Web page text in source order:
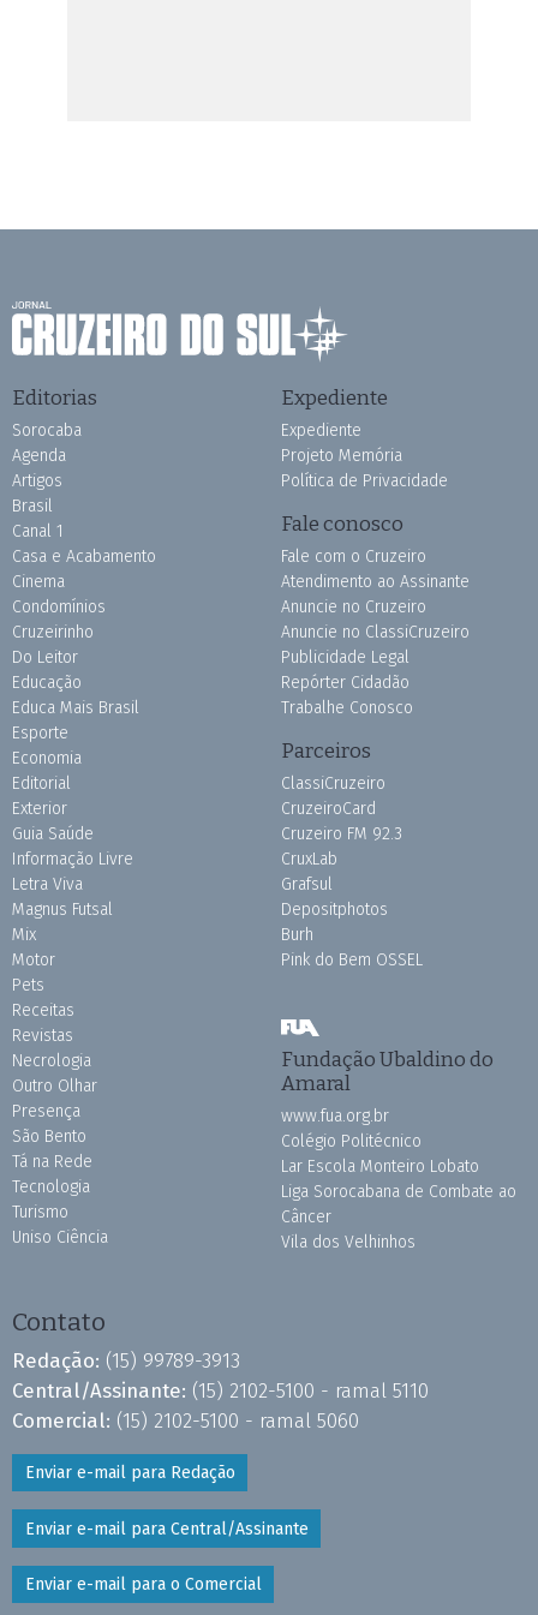
Editorias
Sorocaba
Agenda
Artigos
Brasil
Canal 1
Casa e Acabamento
Cinema
Condomínios
Cruzeirinho
Do Leitor
Educação
Educa Mais Brasil
Esporte
Economia
Editorial
Exterior
Guia Saúde
Informação Livre
Letra Viva
Magnus Futsal
Mix
Motor
Pets
Receitas
Revistas
Necrologia
Outro Olhar
Presença
São Bento
Tá na Rede
Tecnologia
Turismo
Uniso Ciência
Expediente
Expediente
Projeto Memória
Política de Privacidade
Fale conosco
Fale com o Cruzeiro
Atendimento ao Assinante
Anuncie no Cruzeiro
Anuncie no ClassiCruzeiro
Publicidade Legal
Repórter Cidadão
Trabalhe Conosco
Parceiros
ClassiCruzeiro
CruzeiroCard
Cruzeiro FM 92.3
CruxLab
Grafsul
Depositphotos
Burh
Pink do Bem OSSEL
Fundação Ubaldino do
Amaral
www.fua.org.br
Colégio Politécnico
Lar Escola Monteiro Lobato
Liga Sorocabana de Combate ao
Câncer
Vila dos Velhinhos
Contato
Redação: (15) 99789-3913
Central/Assinante: (15) 2102-5100 - ramal 5110
Comercial: (15) 2102-5100 - ramal 5060
Enviar e-mail para Redação
Enviar e-mail para Central/Assinante
Enviar e-mail para o Comercial